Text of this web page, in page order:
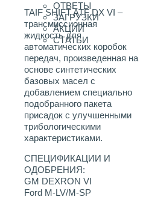
ОТВЕТЫ
ЗАГРУЗКИ
АКЦИИ
СТАТЬИ
TAIF SHIFT ATF DX VI –
трансмиссионная
жидкость для
автоматических коробок
передач, произведенная на
основе синтетических
базовых масел с
добавлением специально
подобранного пакета
присадок с улучшенными
трибологическими
характеристиками.
СПЕЦИФИКАЦИИ И
ОДОБРЕНИЯ:
GM DEXRON VI
Ford M-LV/M-SP